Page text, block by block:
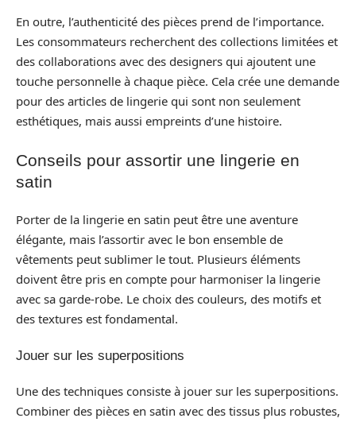
En outre, l’authenticité des pièces prend de l’importance.
Les consommateurs recherchent des collections limitées et
des collaborations avec des designers qui ajoutent une
touche personnelle à chaque pièce. Cela crée une demande
pour des articles de lingerie qui sont non seulement
esthétiques, mais aussi empreints d’une histoire.
Conseils pour assortir une lingerie en
satin
Porter de la lingerie en satin peut être une aventure
élégante, mais l’assortir avec le bon ensemble de
vêtements peut sublimer le tout. Plusieurs éléments
doivent être pris en compte pour harmoniser la lingerie
avec sa garde-robe. Le choix des couleurs, des motifs et
des textures est fondamental.
Jouer sur les superpositions
Une des techniques consiste à jouer sur les superpositions.
Combiner des pièces en satin avec des tissus plus robustes,